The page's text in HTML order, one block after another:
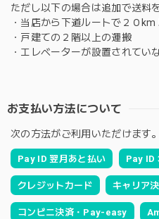
ただし以下の場合は追加で送料
・当店から下道ルートで２０
・戸建ての２階以上の運搬
・エレベーターが設置されてい
お支払い方法について
次の方法がご利用いただけます。
Pay ID 翌月あと払い Pay ID
クレジットカード キャリア
コンビニ決済・Pay-easy